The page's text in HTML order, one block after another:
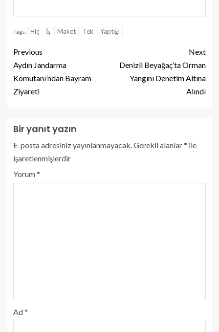
Tags: Hiç İş Maket Tek Yaptığı
Previous
Aydın Jandarma
Komutanı’ndan Bayram
Ziyareti
Next
Denizli Beyağaç’ta Orman
Yangını Denetim Altına
Alındı
Bir yanıt yazın
E-posta adresiniz yayınlanmayacak.Gerekli alanlar* ile
işaretlenmişlerdir
Yorum*
Ad*